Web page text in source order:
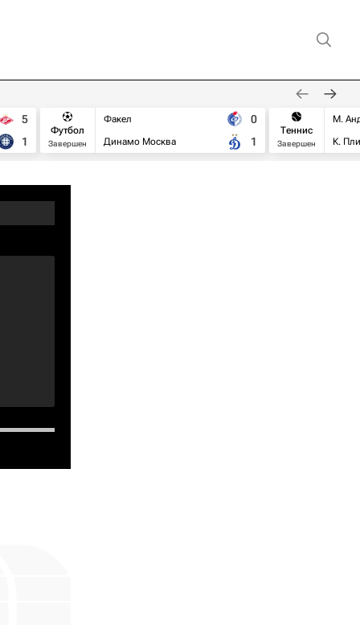
5
1
Футбол
Завершен
Факел
Динамо Москва
0
1
Теннис
Завершен
М.
К.